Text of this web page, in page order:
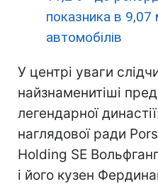
показника в 9,07
автомобілів
У центрі уваги
найзнаменитіші
легендарної
наглядової ради
Holding SE
і його кузен